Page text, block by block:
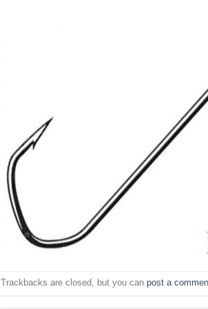
Trackbacks are closed, but you can post a